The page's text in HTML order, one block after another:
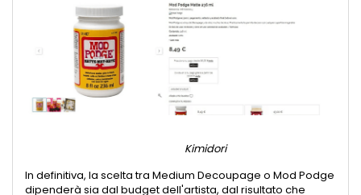
Kimidori
In definitiva, la scelta tra Medium Decoupage o Mod Podge
dipenderà sia dal budget dell'artista, dal risultato che